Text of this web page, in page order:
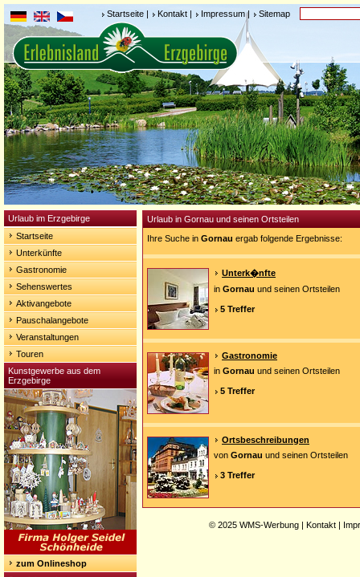
Startseite | Kontakt | Impressum| Sitemap
Urlaub im Erzgebirge
Startseite
Unterkünfte
Gastronomie
Sehenswertes
Aktivangebote
Pauschalangebote
Veranstaltungen
Touren
Kunstgewerbe aus dem
Erzgebirge
zum Onlineshop
Urlaub in Gornau und seinen Ortsteilen
Ihre Suche in Gornau ergab folgende Ergebnisse:
Unterk�nfte
in Gornau und seinen Ortsteilen
5 Treffer
Gastronomie
in Gornau und seinen Ortsteilen
5 Treffer
Ortsbeschreibungen
von Gornau und seinen Ortsteilen
3 Treffer
© 2025 WMS-Werbung | Kontakt |